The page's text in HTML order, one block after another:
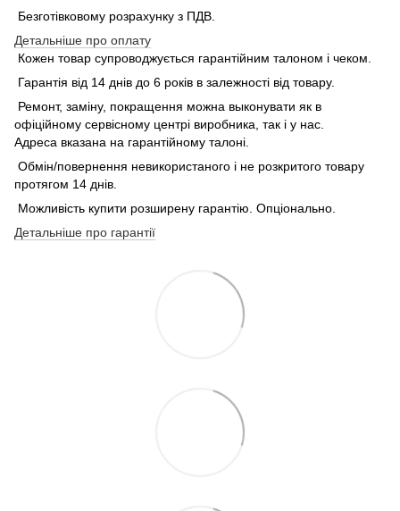
Безготівковому розрахунку з ПДВ.
Детальніше про оплату
Кожен товар супроводжується гарантійним талоном і чеком.
Гарантія від 14 днів до 6 років в залежності від товару.
Ремонт, заміну, покращення можна выконувати як в
офіційному сервісному центрі виробника, так і у нас.
Адреса вказана на гарантійному талоні.
Обмін/повернення невикористаного і не розкритого товару
протягом 14 днів.
Можливість купити розширену гарантію. Опціонально.
Детальніше про гарантії